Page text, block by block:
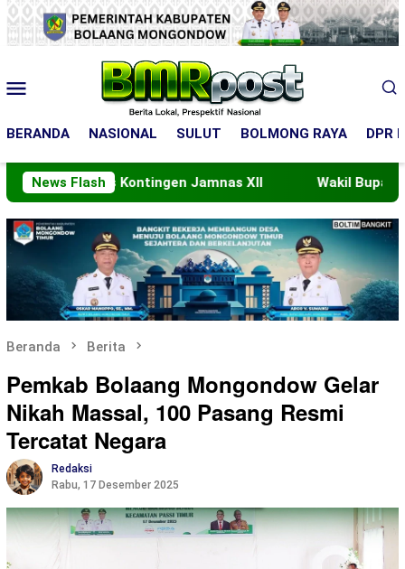
Loncat
ke
konten
Mobile
BERANDA NASIONAL SULUT BOLMONG RAYA DPR
News Flash
Kontingen Jamnas XII Wakil Bupati Boltim Argo
Beranda Berita
Pemkab Bolaang Mongondow Gelar
Nikah Massal, 100 Pasang Resmi
Tercatat Negara
Redaksi
Rabu, 17 Desember 2025